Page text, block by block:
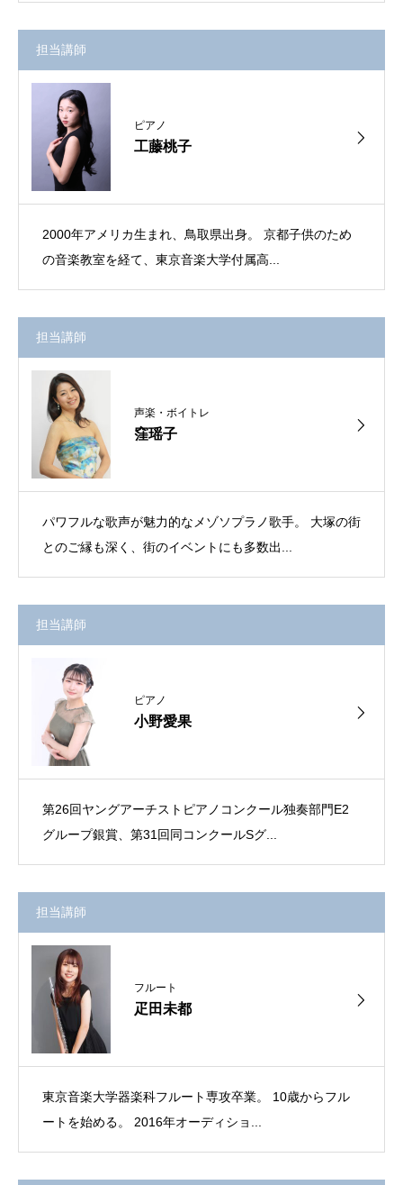
担当講師
ピアノ
工藤桃子
2000年アメリカ生まれ、鳥取県出身。 京都子供のため
の音楽教室を経て、東京音楽大学付属高...
担当講師
声楽・ボイトレ
窪瑶子
パワフルな歌声が魅力的なメゾソプラノ歌手。 大塚の街
とのご縁も深く、街のイベントにも多数出...
担当講師
ピアノ
小野愛果
第26回ヤングアーチストピアノコンクール独奏部門E2
グループ銀賞、第31回同コンクールSグ...
担当講師
フルート
疋田未都
東京音楽大学器楽科フルート専攻卒業。 10歳からフル
ートを始める。 2016年オーディショ...